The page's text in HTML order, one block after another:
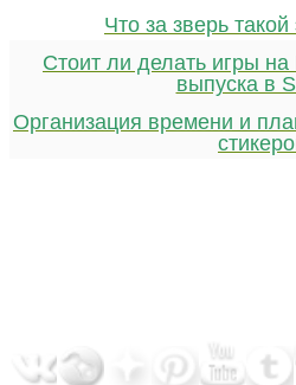
Что за зверь
Стоит ли делать игры
выпуска в
Организация времени и